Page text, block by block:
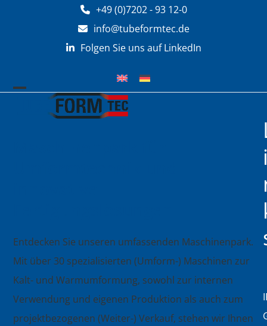
+49 (0)7202 - 93 12-0
info@tubeformtec.de
Folgen Sie uns auf LinkedIn
Mobiles
Mobiles
Entdecken Sie unseren umfassenden Maschinenpark.
Mit über 30 spezialisierten (Umform-) Maschinen zur
Kalt- und Warmumformung, sowohl zur internen
Verwendung und eigenen Produktion als auch zum
projektbezogenen (Weiter-) Verkauf, stehen wir Ihnen